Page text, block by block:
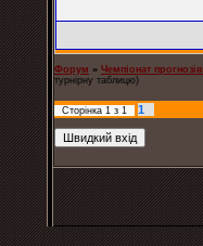
Форум » Чемпіонат прогнозів
турнірну таблицю)
Сторінка 1 з 1 1